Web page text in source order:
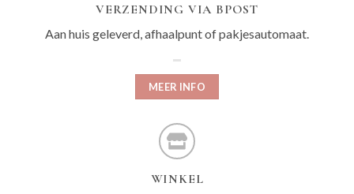
VERZENDING VIA BPOST
Aan huis geleverd, afhaalpunt of pakjesautomaat.
MEER INFO
WINKEL